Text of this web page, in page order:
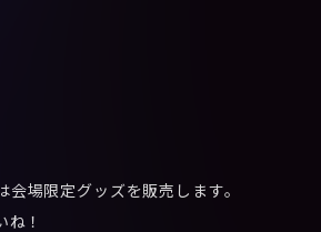
会場限定グッズを販売します。
！